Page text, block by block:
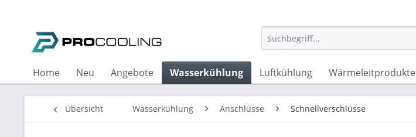
Home Neu Angebote Wasserkühlung Luftkühlung Wärmeleitprodukte
Übersicht Wasserkühlung Anschlüsse Schnellverschlüsse